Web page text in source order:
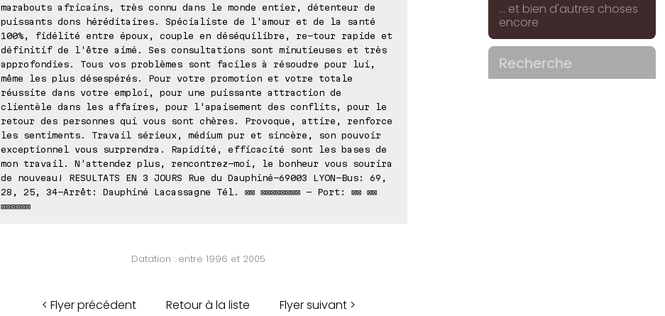
marabouts africains, très connu dans le monde entier, détenteur de
puissants dons héréditaires. Spécialiste de l'amour et de la santé
100%, fidélité entre époux, couple en déséquilibre, re-tour rapide et
définitif de l'être aimé. Ses consultations sont minutieuses et très
approfondies. Tous vos problèmes sont faciles à résoudre pour lui,
même les plus désespérés. Pour votre promotion et votre totale
réussite dans votre emploi, pour une puissante attraction de
clientèle dans les affaires, pour l'apaisement des conflits, pour le
retour des personnes qui vous sont chères. Provoque, attire, renforce
les sentiments. Travail sérieux, médium pur et sincère, son pouvoir
exceptionnel vous surprendra. Rapidité, efficacité sont les bases de
mon travail. N'attendez plus, rencontrez-moi, le bonheur vous sourira
de nouveau! RESULTATS EN 3 JOURS Rue du Dauphiné-69003 LYON-Bus: 69,
28, 25, 34-Arrêt: Dauphiné Lacassagne Tél. ⊠⊠ ⊠⊠⊠⊠⊠⊠⊠⊠ - Port: ⊠⊠ ⊠⊠
⊠⊠⊠⊠⊠⊠
Datation : entre 1996 et 2005
< Flyer précédent Retour à la liste Flyer suivant >
... et bien d'autres choses
encore
Recherche